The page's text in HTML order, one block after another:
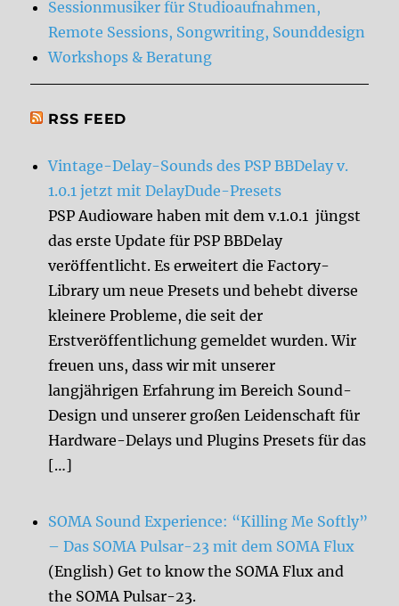
Sessionmusiker für Studioaufnahmen,
Remote Sessions, Songwriting, Sounddesign
Workshops & Beratung
RSS FEED
Vintage-Delay-Sounds des PSP BBDelay v.
1.0.1 jetzt mit DelayDude-Presets
PSP Audioware haben mit dem v.1.0.1 jüngst
das erste Update für PSP BBDelay
veröffentlicht. Es erweitert die Factory-
Library um neue Presets und behebt diverse
kleinere Probleme, die seit der
Erstveröffentlichung gemeldet wurden. Wir
freuen uns, dass wir mit unserer
langjährigen Erfahrung im Bereich Sound-
Design und unserer großen Leidenschaft für
Hardware-Delays und Plugins Presets für das
[…]
SOMA Sound Experience: “Killing Me Softly”
– Das SOMA Pulsar-23 mit dem SOMA Flux
(English) Get to know the SOMA Flux and
the SOMA Pulsar-23.